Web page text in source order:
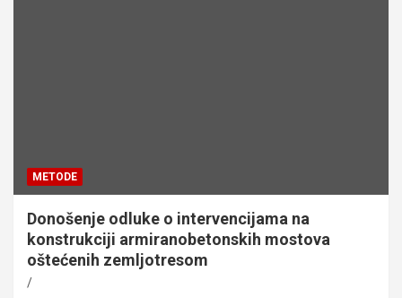
METODE
Donošenje odluke o intervencijama na
konstrukciji armiranobetonskih mostova
oštećenih zemljotresom